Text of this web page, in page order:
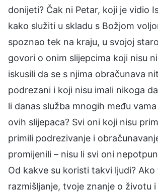
donijeti? Čak ni Petar, koji je vidio
kako služiti u skladu s Božjom
spoznao tek na kraju, u svojoj
govori o onim slijepcima koji nisu
iskusili da se s njima obračunava
podrezani i koji nisu imali nikoga
li danas služba mnogih među
ovih slijepaca? Svi oni koji nisu
primili podrezivanje i
promijenili – nisu li svi oni
Od kakve su koristi takvi ljudi? Ako
razmišljanje, tvoje znanje o životu